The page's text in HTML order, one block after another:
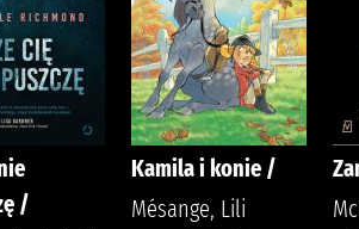
/
Kamila i konie /
Mésange, Lili